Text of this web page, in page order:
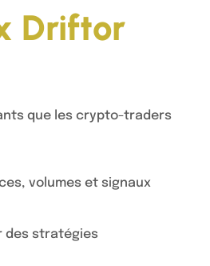
Driftor
que les crypto-traders
volumes et signaux
des stratégies